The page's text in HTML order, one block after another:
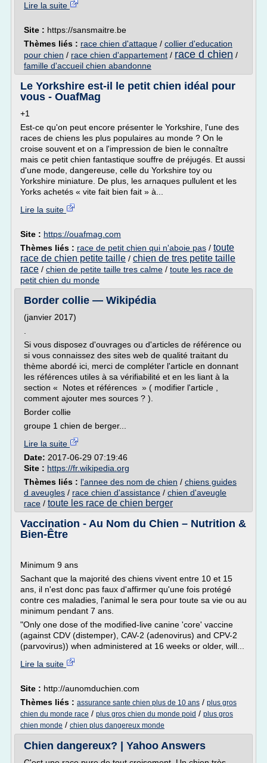
Lire la suite
Site : https://sansmaitre.be
Thèmes liés : race chien d'attaque / collier d'education
pour chien / race chien d'appartement / race d chien /
famille d'accueil chien abandonne
Le Yorkshire est-il le petit chien idéal pour
vous - OuafMag
+1
Est-ce qu'on peut encore présenter le Yorkshire, l'une des
races de chiens les plus populaires au monde ? On le
croise souvent et on a l'impression de bien le connaître
mais ce petit chien fantastique souffre de préjugés. Et aussi
d'une mode, dangereuse, celle du Yorkshire toy ou
Yorkshire miniature. De plus, les arnaques pullulent et les
Yorks achetés « vite fait bien fait » à...
Lire la suite
Site : https://ouafmag.com
Thèmes liés : race de petit chien qui n'aboie pas / toute
race de chien petite taille / chien de tres petite taille
race / chien de petite taille tres calme / toute les race de
petit chien du monde
Border collie — Wikipédia
(janvier 2017)
Si vous disposez d'ouvrages ou d'articles de référence ou
si vous connaissez des sites web de qualité traitant du
thème abordé ici, merci de compléter l'article en donnant
les références utiles à sa vérifiabilité et en les liant à la
section « Notes et références » ( modifier l'article ,
comment ajouter mes sources ? ).
Border collie
groupe 1 chien de berger...
Lire la suite
Date: 2017-06-29 07:19:46
Site : https://fr.wikipedia.org
Thèmes liés : l'annee des nom de chien / chiens guides
d aveugles / race chien d'assistance / chien d'aveugle
race / toute les race de chien berger
Vaccination - Au Nom du Chien – Nutrition &
Bien-Être
Minimum 9 ans
Sachant que la majorité des chiens vivent entre 10 et 15
ans, il n'est donc pas faux d'affirmer qu'une fois protégé
contre ces maladies, l'animal le sera pour toute sa vie ou au
minimum pendant 7 ans.
"Only one dose of the modified-live canine 'core' vaccine
(against CDV (distemper), CAV-2 (adenovirus) and CPV-2
(parvovirus)) when administered at 16 weeks or older, will...
Lire la suite
Site : http://aunomduchien.com
Thèmes liés : assurance sante chien plus de 10 ans / plus gros
chien du monde race / plus gros chien du monde poid / plus gros
chien monde / chien plus dangereux monde
Chien dangereux? | Yahoo Answers